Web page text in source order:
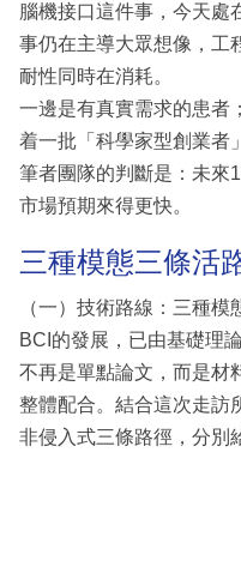
腦機接口這件事，今天
事仍在主導大眾想像，工
耐性同時在消耗。
一邊是有真實需求的患者
着一批「科學家型創業者
筆者團隊的判斷是：未來
市場預期來得更快。
三種模態三條活
（一）技術路線：三種模
BCI的發展，已由基礎理
不再是單點論文，而是材
整體配合。結合這次走訪
非侵入式三條路徑，分別